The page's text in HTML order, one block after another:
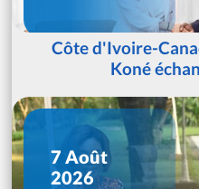
Côte d'Ivoire-
Koné
7 Août
2026